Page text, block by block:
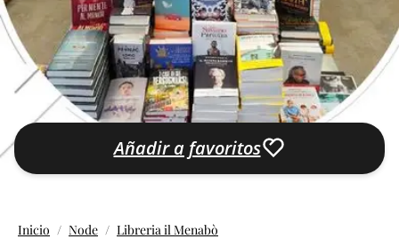
Añadir a favoritos
Inicio Node Libreria il Menabò